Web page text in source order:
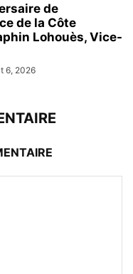
de
de la Côte
Lohouès, Vice-
6, 2026